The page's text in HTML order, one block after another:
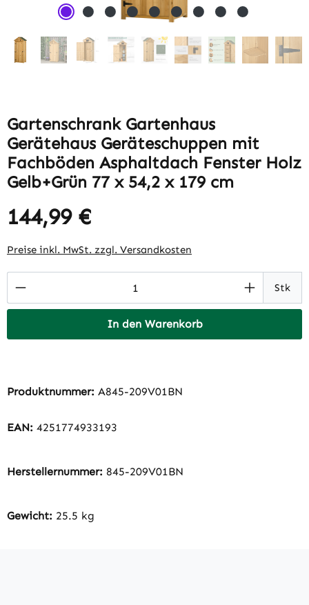
Gartenschrank Gartenhaus
Gerätehaus Geräteschuppen mit
Fachböden Asphaltdach Fenster Holz
Gelb+Grün 77 x 54,2 x 179 cm
Regulärer Preis:
144,99 €
Preise inkl. MwSt. zzgl. Versandkosten
Produkt Anzahl: Gib den gewünschtenStk
In den Warenkorb
Produktnummer: A845-209V01BN
EAN: 4251774933193
Herstellernummer: 845-209V01BN
Gewicht: 25.5 kg